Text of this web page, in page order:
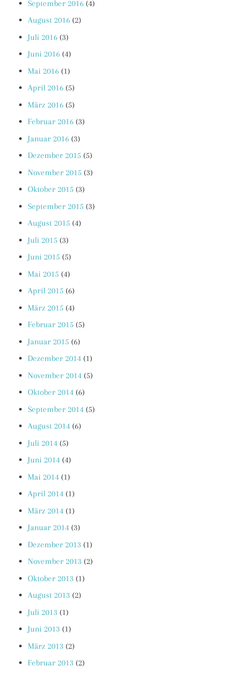
September 2016 (4)
August 2016 (2)
Juli 2016 (3)
Juni 2016 (4)
Mai 2016 (1)
April 2016 (5)
März 2016 (5)
Februar 2016 (3)
Januar 2016 (3)
Dezember 2015 (5)
November 2015 (3)
Oktober 2015 (3)
September 2015 (3)
August 2015 (4)
Juli 2015 (3)
Juni 2015 (5)
Mai 2015 (4)
April 2015 (6)
März 2015 (4)
Februar 2015 (5)
Januar 2015 (6)
Dezember 2014 (1)
November 2014 (5)
Oktober 2014 (6)
September 2014 (5)
August 2014 (6)
Juli 2014 (5)
Juni 2014 (4)
Mai 2014 (1)
April 2014 (1)
März 2014 (1)
Januar 2014 (3)
Dezember 2013 (1)
November 2013 (2)
Oktober 2013 (1)
August 2013 (2)
Juli 2013 (1)
Juni 2013 (1)
März 2013 (2)
Februar 2013 (2)